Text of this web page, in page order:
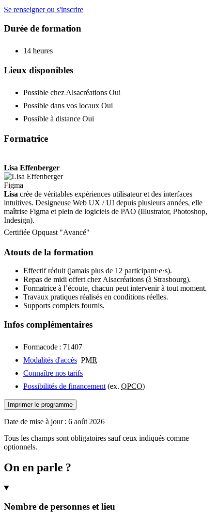
Se renseigner ou s'inscrire
Durée de formation
14 heures
Lieux disponibles
Possible chez Alsacréations Oui
Possible dans vos locaux Oui
Possible à distance Oui
Formatrice
Lisa Effenberger
Figma
Lisa crée de véritables expériences utilisateur et des interfaces
intuitives. Designeuse Web UX / UI depuis plusieurs années, elle
maîtrise Figma et plein de logiciels de PAO (Illustrator, Photoshop,
Indesign).
Certifiée Opquast "Avancé"
Atouts de la formation
Effectif réduit (jamais plus de 12 participant·e·s).
Repas de midi offert chez Alsacréations (à Strasbourg).
Formatrice à l’écoute, chacun peut intervenir à tout moment.
Travaux pratiques réalisés en conditions réelles.
Supports complets fournis.
Infos complémentaires
Formacode : 71407
Modalités d'accès PMR
Connaître nos tarifs
Possibilités de financement (ex. OPCO)
Imprimer le programme
Date de mise à jour : 6 août 2026
Tous les champs sont obligatoires sauf ceux indiqués comme
optionnels.
On en parle ?
Nombre de personnes et lieu